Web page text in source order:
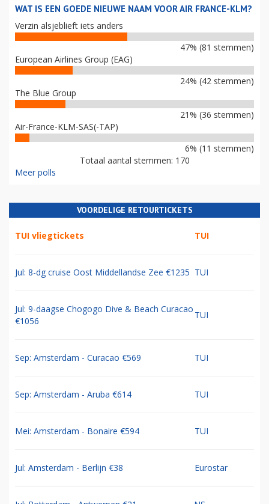
WAT IS EEN GOEDE NIEUWE NAAM VOOR AIR FRANCE-KLM?
Verzin alsjeblieft iets anders
47% (81 stemmen)
European Airlines Group (EAG)
24% (42 stemmen)
The Blue Group
21% (36 stemmen)
Air-France-KLM-SAS(-TAP)
6% (11 stemmen)
Totaal aantal stemmen: 170
Meer polls
VOORDELIGE RETOURTICKETS
TUI vliegtickets TUI
Jul: 8-dg cruise Oost Middellandse Zee €1235 TUI
Jul: 9-daagse Chogogo Dive & Beach Curacao
€1056
TUI
Sep: Amsterdam - Curacao €569 TUI
Sep: Amsterdam - Aruba €614 TUI
Mei: Amsterdam - Bonaire €594 TUI
Jul: Amsterdam - Berlijn €38 Eurostar